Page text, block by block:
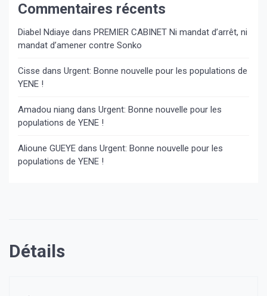
Commentaires récents
Diabel Ndiaye dans PREMIER CABINET Ni mandat d’arrêt, ni
mandat d’amener contre Sonko
Cisse dans Urgent: Bonne nouvelle pour les populations de
YENE !
Amadou niang dans Urgent: Bonne nouvelle pour les
populations de YENE !
Alioune GUEYE dans Urgent: Bonne nouvelle pour les
populations de YENE !
Détails